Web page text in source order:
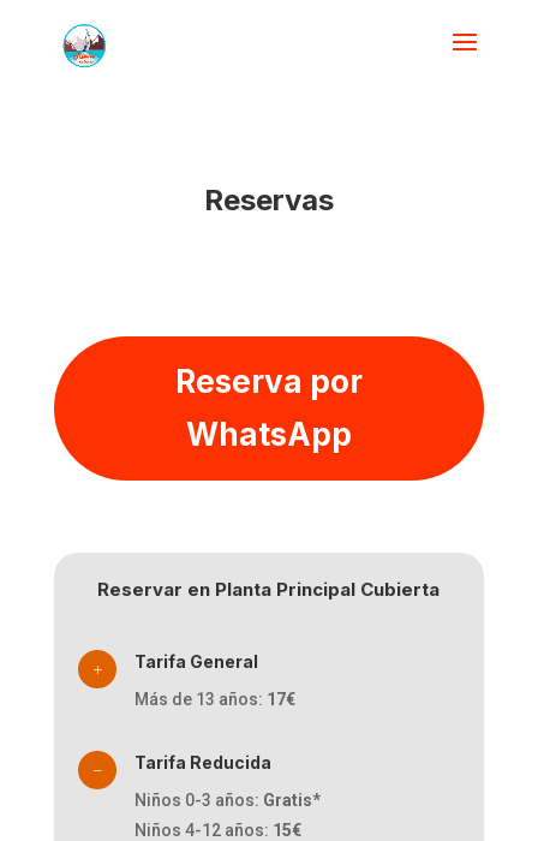
Reservas
Reserva por
WhatsApp
Reservar en Planta Principal Cubierta
L Tarifa General
Más de 13 años: 17€
K Tarifa Reducida
Niños 0-3 años: Gratis*
Niños 4-12 años: 15€